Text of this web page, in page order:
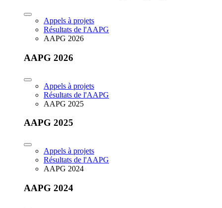
Appels à projets
Résultats de l'AAPG
AAPG 2026
AAPG 2026
Appels à projets
Résultats de l'AAPG
AAPG 2025
AAPG 2025
Appels à projets
Résultats de l'AAPG
AAPG 2024
AAPG 2024